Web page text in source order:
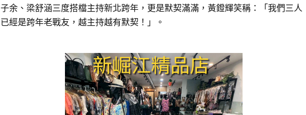
子余、梁舒涵三度搭檔主持新北跨年，更是默契滿滿，黃鐙輝笑稱：「我們三人
已經是跨年老戰友，越主持越有默契！」。